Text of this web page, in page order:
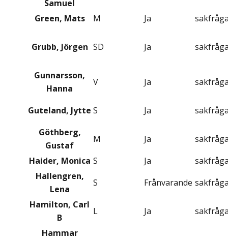
Samuel
Green, Mats
M Ja
Grubb, Jörgen SD Ja
Gunnarsson,
Hanna
V Ja
Guteland, Jytte S Ja
Göthberg,
Gustaf
M Ja
Haider, Monica S Ja
Hallengren,
Lena
S Frånvarande
Hamilton, Carl
B
L Ja
Hammar